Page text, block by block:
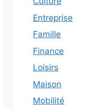
Entreprise
Famille
Finance
Loisirs
Maison
Mobilité